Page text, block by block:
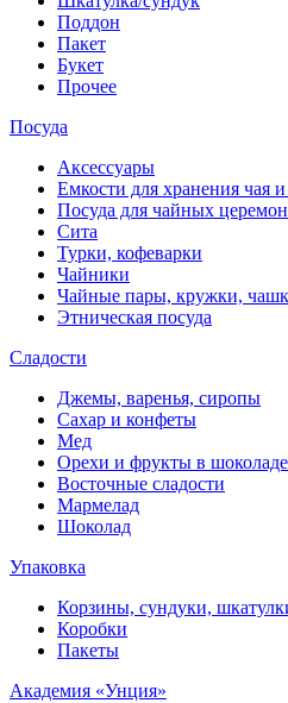
Поддон
Пакет
Букет
Прочее
Посуда
Аксессуары
Емкости для хранения чая
Посуда для чайных
Сита
Турки, кофеварки
Чайники
Чайные пары, кружки,
Этническая посуда
Сладости
Джемы, варенья, сиропы
Сахар и конфеты
Мед
Орехи и фрукты в шоколаде
Восточные сладости
Мармелад
Шоколад
Упаковка
Корзины, сундуки,
Коробки
Пакеты
Академия «Унция»